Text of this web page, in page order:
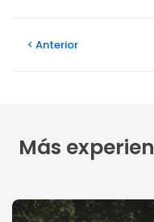
Anterior
Más